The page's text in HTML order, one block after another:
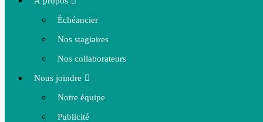
Échéancier
Nos stagiaires
Nos collaborateurs
Nous joindre
Notre équipe
Publicité